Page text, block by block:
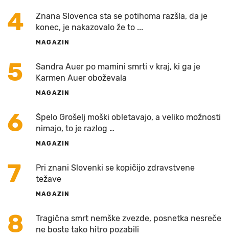
4
Znana Slovenca sta se potihoma razšla, da je
konec, je nakazovalo že to ...
MAGAZIN
5
Sandra Auer po mamini smrti v kraj, ki ga je
Karmen Auer oboževala
MAGAZIN
6
Špelo Grošelj moški obletavajo, a veliko možnosti
nimajo, to je razlog …
MAGAZIN
7
Pri znani Slovenki se kopičijo zdravstvene
težave
MAGAZIN
8
Tragična smrt nemške zvezde, posnetka nesreče
ne boste tako hitro pozabili